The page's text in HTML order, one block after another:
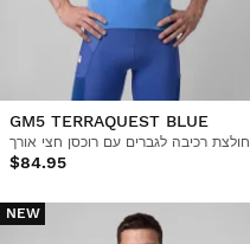
GM5 TERRAQUEST BLUE
חולצת רכיבה לגברים עם רוכסן חצי אורך
$84.95
NEW